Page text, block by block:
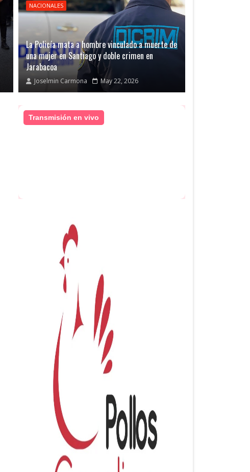
NACIONALES
La Policía mata a hombre vinculado a muerte de
una mujer en Santiago y doble crimen en
Jarabacoa
Joselmin Carmona May 22, 2026
Transmisión en vivo